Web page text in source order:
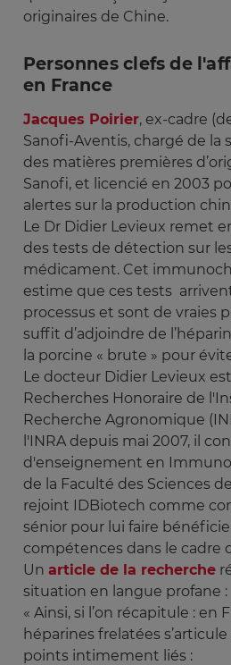
originaires de Chine.
Personnes clefs de
en France
Jacques Poirier, ex-cadre
Sanofi-Aventis, chargé de la
des matières premières
Sanofi, et licencié en 2003
alertes sur la production
Le Dr Didier Levieux remet
des tests de détection sur
médicament. Cet
estime que ces tests
processus et sont de vraies
suffit d’adjoindre de
la porcine « brute » pour
Le docteur Didier Levieux
Recherches Honoraire de
Recherche Agronomique
l'INRA depuis mai 2007, il
d'enseignement en
de la Faculté des Sciences
rejoint IDBiotech comme
sénior pour lui faire
compétences dans le cadre
Un article de la recherche
situation en langue profane :
« Ainsi, si l’on récapitule : en
héparines frelatées
points intimement liés :